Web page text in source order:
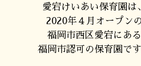
愛宕けいあい保育園は、
2020年４月オープンの
福岡市西区愛宕にある
福岡市認可の保育園です